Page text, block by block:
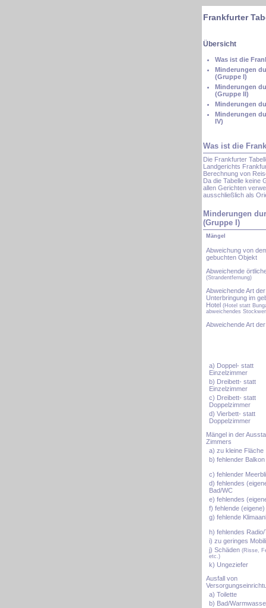
Frankfurter
Übersicht
Was ist die
Minderungen
(Gruppe I)
Minderungen
(Gruppe II)
Minderungen
Minderungen
IV)
Was ist die
Die Frankfurter
Landgerichts
Berechnung von
Da die Tabelle keine
allen Gerichten
ausschließlich als
Minderungen
(Gruppe I)
Mängel
Abweichung von
gebuchten Objekt
Abweichende
(Strandentfernung)
Abweichende Art der
Unterbringung im
Hotel (Hotel statt
abweichendes
Abweichende Art
a) Doppel- statt
Einzelzimmer
b) Dreibett- statt
Einzelzimmer
c) Dreibett- statt
Doppelzimmer
d) Vierbett- statt
Doppelzimmer
Mängel in der
Zimmers
a) zu kleine Fläche
b) fehlender Balkon
c) fehlender
d) fehlendes
Bad/WC
e) fehlendes
f) fehlende
g) fehlende
h) fehlendes Radio/
i) zu geringes
j) Schäden (Risse,
etc.)
k) Ungeziefer
Ausfall von
a) Toilette
b) Bad/